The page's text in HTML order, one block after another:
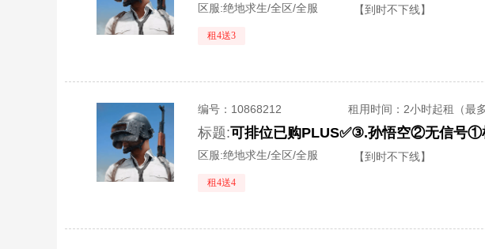
区服:绝地求生/全区/全服 【到时不下线】
租4送3
编号： 10868212 租用时间 ：2小时起租（最
标题:
区服:绝地求生/全区/全服 【到时不下线】
租4送4